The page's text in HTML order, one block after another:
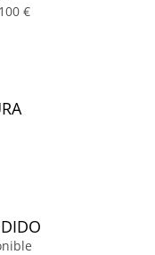
€